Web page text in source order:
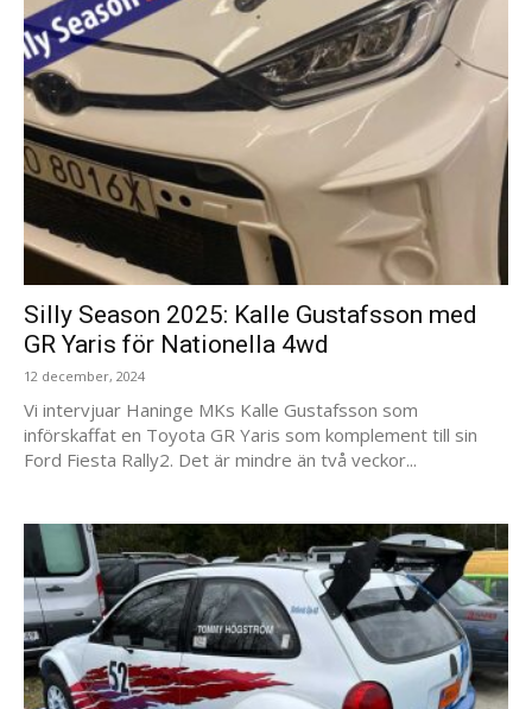
Silly Season 2025: Kalle Gustafsson med
GR Yaris för Nationella 4wd
12 december, 2024
Vi intervjuar Haninge MKs Kalle Gustafsson som
införskaffat en Toyota GR Yaris som komplement till sin
Ford Fiesta Rally2. Det är mindre än två veckor...